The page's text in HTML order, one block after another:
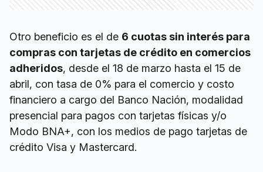
Otro beneficio es el de 6 cuotas sin interés para
compras con tarjetas de crédito en comercios
adheridos, desde el 18 de marzo hasta el 15 de
abril, con tasa de 0% para el comercio y costo
financiero a cargo del Banco Nación, modalidad
presencial para pagos con tarjetas físicas y/o
Modo BNA+, con los medios de pago tarjetas de
crédito Visa y Mastercard.